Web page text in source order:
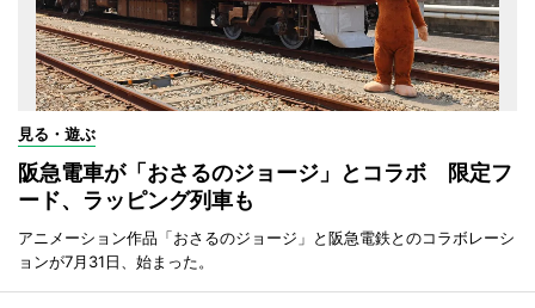
見る・遊ぶ
阪急電車が「おさるのジョージ」とコラボ 限定フ
ード、ラッピング列車も
アニメーション作品「おさるのジョージ」と阪急電鉄とのコラボレーシ
ョンが7月31日、始まった。